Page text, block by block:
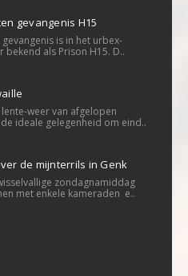
gevangenis H15
is in het urbex-
bekend als Prison H15. D..
weer van afgelopen
ideale gelegenheid om eind..
de mijnterrils in Genk
zondagnamiddag
met enkele kameraden e..